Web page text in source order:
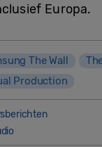
Europa.
The Wall
Production